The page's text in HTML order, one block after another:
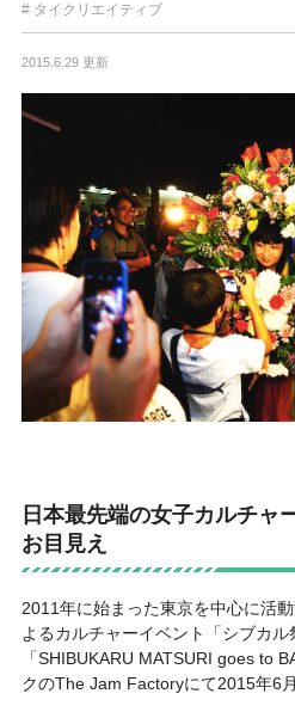
タイクリエイティブ
2015.6.29 更新
日本最先端の女子カルチャ
お目見え
2011年に始まった東京を中心に活
よるカルチャーイベント「シブカル
「SHIBUKARU MATSURI goes to
クのThe Jam Factoryにて2015年6